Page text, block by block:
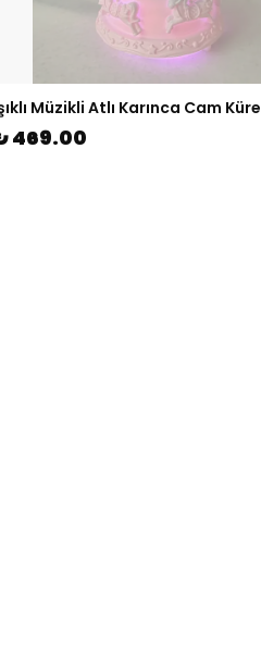
Müzikli Atlı Karınca Cam Küre
469.00